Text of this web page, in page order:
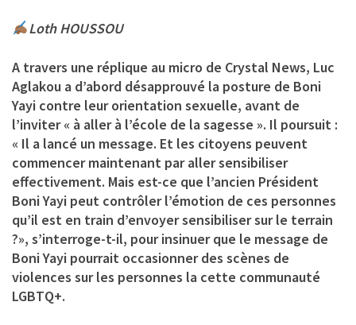
Loth HOUSSOU
A travers une réplique au micro de Crystal News, Luc
Aglakou a d’abord désapprouvé la posture de Boni
Yayi contre leur orientation sexuelle, avant de
l’inviter « à aller à l’école de la sagesse ». Il poursuit :
« Il a lancé un message. Et les citoyens peuvent
commencer maintenant par aller sensibiliser
effectivement. Mais est-ce que l’ancien Président
Boni Yayi peut contrôler l’émotion de ces personnes
qu’il est en train d’envoyer sensibiliser sur le terrain
?», s’interroge-t-il, pour insinuer que le message de
Boni Yayi pourrait occasionner des scènes de
violences sur les personnes la cette communauté
LGBTQ+.